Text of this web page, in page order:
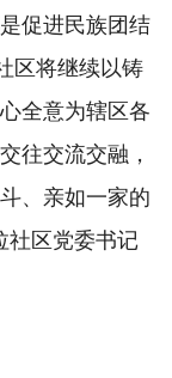
促进民族团结
区将继续以铸
全意为辖区各
往交流交融，
、亲如一家的
社区党委书记